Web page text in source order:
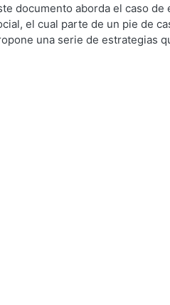
Servicios de Información.,
documento aborda el caso
el cual parte de un pie de
una serie de estrategias